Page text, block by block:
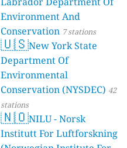
Environment And
Conservation 7 stations
🇺🇸New York State
Department Of
Environmental
Conservation (NYSDEC) 42
stations
🇳🇴NILU - Norsk
Institutt For Luftforskning